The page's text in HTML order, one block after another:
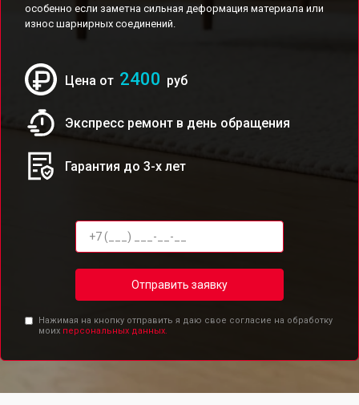
особенно если заметна сильная деформация материала или
износ шарнирных соединений.
Цена от 2400 руб
Экспресс ремонт в день обращения
Гарантия до 3-х лет
Отправить заявку
Нажимая на кнопку отправить я даю свое согласие на обработку
моих персональных данных.